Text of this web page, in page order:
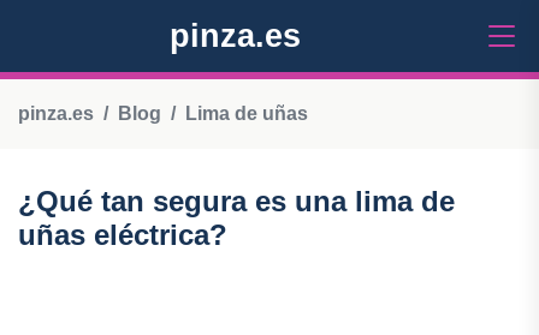
pinza.es
pinza.es Blog Lima de uñas
¿Qué tan segura es una lima de
uñas eléctrica?